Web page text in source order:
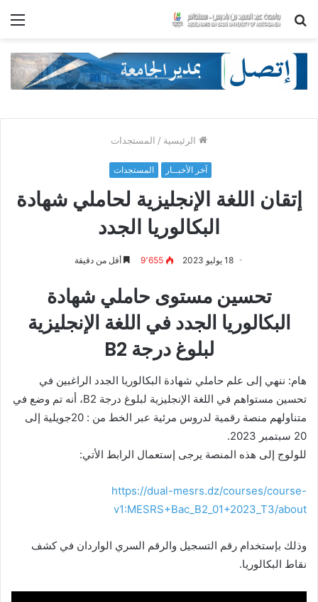
بحث
الرئيسية / المستجدات
آخر الأخبــار المستجدات
إتقان اللغة الإنجليزية لحاملي شهادة
البكالوريا الجدد
18 يوليو 2023 9٬655 أقل من دقيقة
تحسين مستوى حاملي شهادة
البكالوريا الجدد في اللغة الإنجليزية
لبلوغ درجة B2
هام: ننهي إلى علم حاملي شهادة البكالوريا الجدد الراغبين في
تحسين مستواهم في اللغة الإنجليزية لبلوغ درجة B2، أنه تم وضع في
متناولهم منصة رقمية لدروس مرئية عبر الخط من : 20جويلية إلى
20 سبتمبر 2023.
للولوج إلى هذه المنصة يرجى إستعمال الرابط الأتي:
https://dual-mesrs.dz/courses/course-
v1:MESRS+Bac_B2_01+2023_T3/about
وذلك بإستخدام رقم التسجيل والرقم السري الواردان في كشف
نقاط البكالوريا.